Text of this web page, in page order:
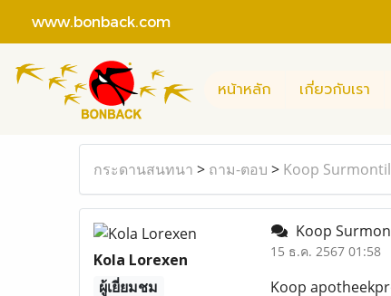
www.bonback.com
หน้าหลัก เกี่ยวกับเรา
กระดานสนทนา > ถาม-ตอบ > Koop
Kola Lorexen
ผู้เยี่ยมชม
Koop
15 ธ.ค. 2567 01:58
Koop